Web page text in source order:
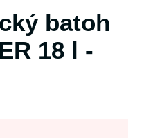
batoh
18 l -